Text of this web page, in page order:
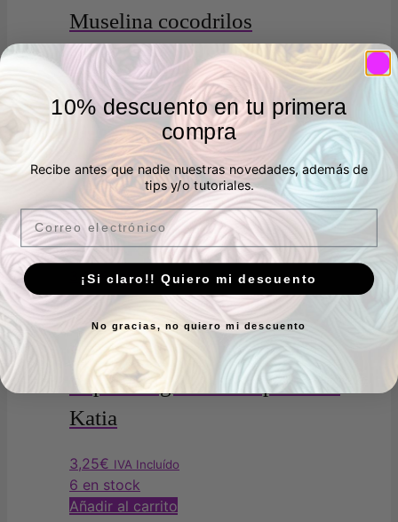
Muselina cocodrilos
3,00 € IVA Incluído
2 en stock
Añadir al carrito
Muselina mostaza de algodón
constelaciones de Katia
3,00 € IVA Incluído
14 en stock
Añadir al carrito
Popelín algodón mariposas de
Katia
3,25€ IVA Incluído
6 en stock
Añadir al carrito
10% descuento en tu primera
compra
Recibe antes que nadie nuestras novedades, además de
tips y/o tutoriales.
Email
¡Si claro!! Quiero mi descuento
No gracias, no quiero mi descuento